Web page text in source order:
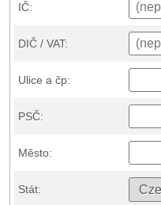
IČ:
DIČ / VAT:
Ulice a čp:
PSČ:
Město:
Stát: